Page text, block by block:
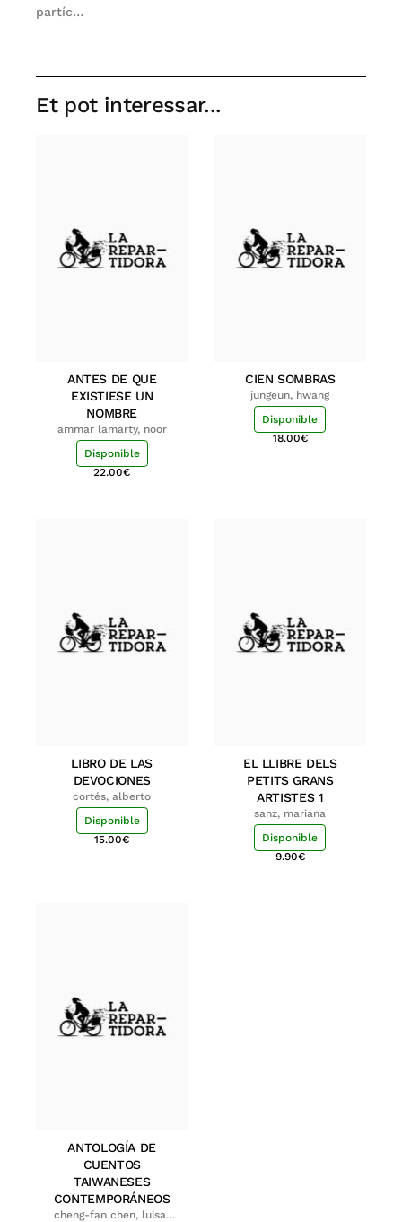
partíc…
Et pot interessar...
ANTES DE QUE
EXISTIESE UN
NOMBRE
ammar lamarty, noor
Disponible
22.00€
CIEN SOMBRAS
jungeun, hwang
Disponible
18.00€
LIBRO DE LAS
DEVOCIONES
cortés, alberto
Disponible
15.00€
EL LLIBRE DELS
PETITS GRANS
ARTISTES 1
sanz, mariana
Disponible
9.90€
ANTOLOGÍA DE
CUENTOS
TAIWANESES
CONTEMPORÁNEOS
cheng-fan chen, luisa;